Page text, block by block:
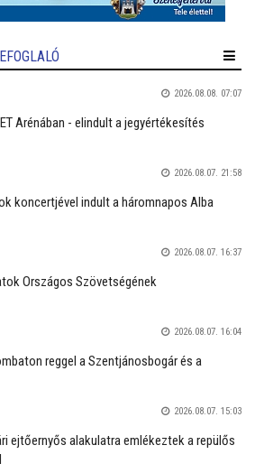
2026.08.08. 07:07
Arénában - elindult a jegyértékesítés
2026.08.07. 21:58
koncertjével indult a háromnapos Alba
2026.08.07. 16:37
Országos Szövetségének
2026.08.07. 16:04
reggel a Szentjánosbogár és a
2026.08.07. 15:03
ejtőernyős alakulatra emlékeztek a repülős